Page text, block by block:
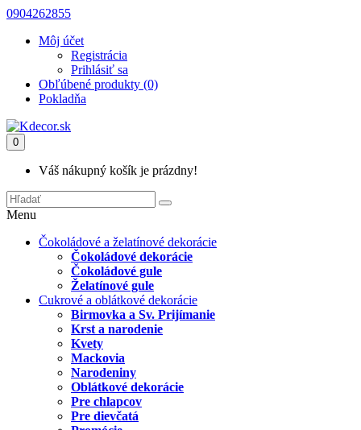
0904262855
Môj účet
Registrácia
Prihlásiť sa
Obľúbené produkty (0)
Pokladňa
0
Váš nákupný košík je prázdny!
Menu
Čokoládové a želatínové dekorácie
Čokoládové dekorácie
Čokoládové gule
Želatínové gule
Cukrové a oblátkové dekorácie
Birmovka a Sv. Prijímanie
Krst a narodenie
Kvety
Mackovia
Narodeniny
Oblátkové dekorácie
Pre chlapcov
Pre dievčatá